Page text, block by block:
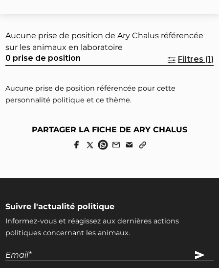
Aucune prise de position de Ary Chalus référencée
sur les animaux en laboratoire
0 prise de position
Filtres (1)
Aucune prise de position référencée pour cette
personnalité politique et ce thème.
PARTAGER LA FICHE DE ARY CHALUS
Suivre l'actualité politique
Informez-vous et réagissez aux dernières actions
politiques concernant les animaux.